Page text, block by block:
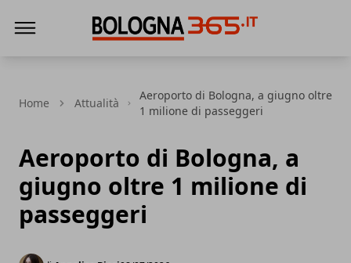
Home Attualità
Aeroporto di Bologna, a giugno oltre
1 milione di passeggeri
Aeroporto di Bologna, a
giugno oltre 1 milione di
passeggeri